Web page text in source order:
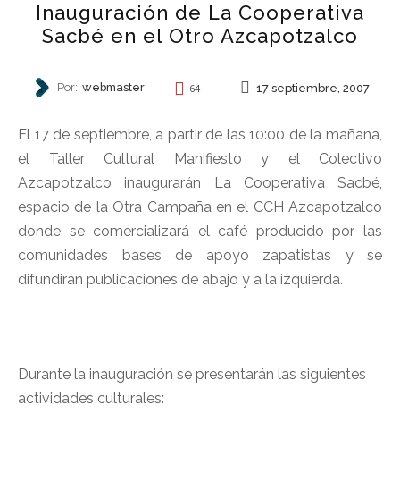
Inauguración de La Cooperativa
Sacbé en el Otro Azcapotzalco
Por: webmaster 64 17 septiembre, 2007
El 17 de septiembre, a partir de las 10:00 de la mañana,
el Taller Cultural Manifiesto y el Colectivo
Azcapotzalco inaugurarán La Cooperativa Sacbé,
espacio de la Otra Campaña en el CCH Azcapotzalco
donde se comercializará el café producido por las
comunidades bases de apoyo zapatistas y se
difundirán publicaciones de abajo y a la izquierda.
Durante la inauguración se presentarán las siguientes
actividades culturales: